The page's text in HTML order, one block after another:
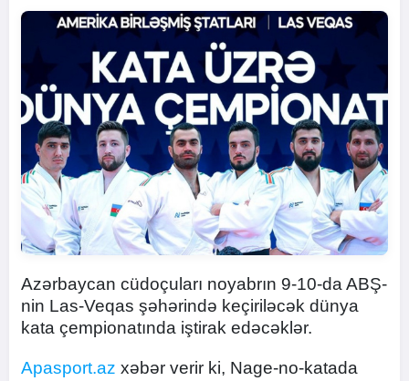
Azərbaycan cüdoçuları noyabrın 9-10-da ABŞ-
nin Las-Veqas şəhərində keçiriləcək dünya
kata çempionatında iştirak edəcəklər.
Apasport.az xəbər verir ki, Nage-no-katada